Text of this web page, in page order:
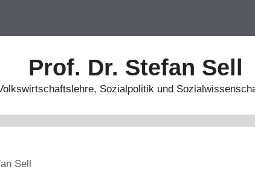
Prof. Dr. Stefan Sell
Sozialpolitik und
Sell